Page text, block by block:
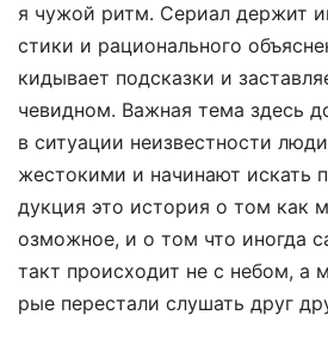
я чужой ритм. Сериал держит
стики и рационального
кидывает подсказки и
чевидном. Важная тема здесь
в ситуации неизвестности
жестокими и начинают искать
дукция это история о том как
озможное, и о том что иногда
такт происходит не с небом, а
рые перестали слушать друг